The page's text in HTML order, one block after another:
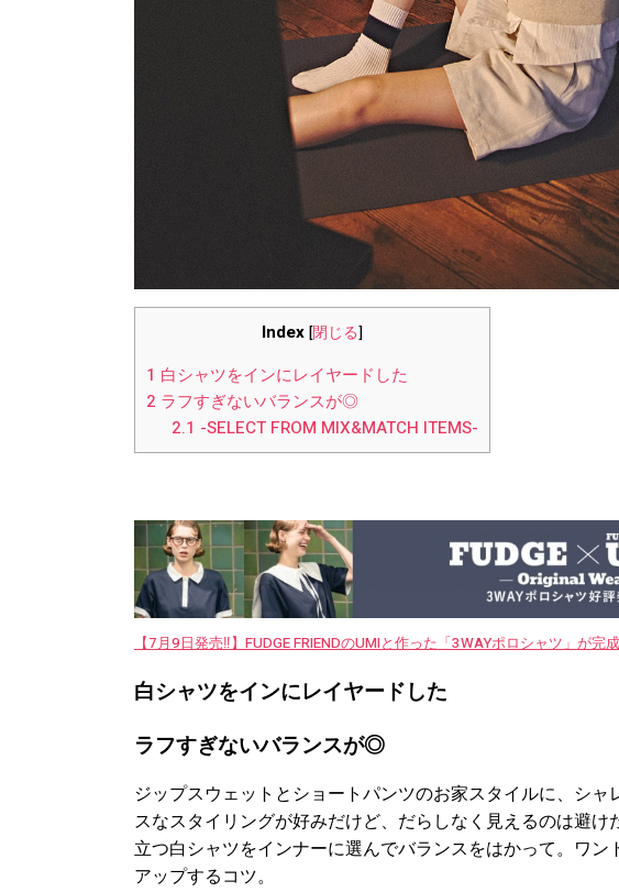
Index [閉じる]
1 白シャツをインにレイヤードした
2 ラフすぎないバランスが◎
2.1 -SELECT FROM MIX&MATCH ITEMS-
【7月9日発売‼︎】FUDGE FRIENDのUMIと作った「3WAYポロシャツ」が完
白シャツをインにレイヤードした
ラフすぎないバランスが◎
ジップスウェットとショートパンツのお家スタイルに、シ
スなスタイリングが好みだけど、だらしなく見えるのは避
立つ白シャツをインナーに選んでバランスをはかって。ワ
アップするコツ。